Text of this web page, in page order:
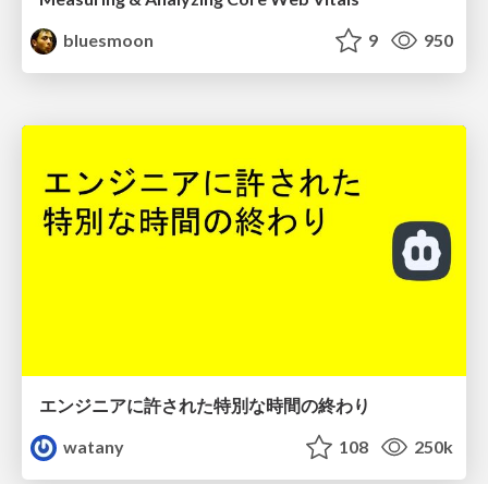
bluesmoon
9 950
エンジニアに許された特別な時間の終わり
watany
108 250k